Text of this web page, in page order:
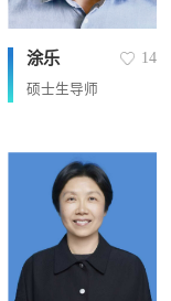
涂乐 14
硕士生导师